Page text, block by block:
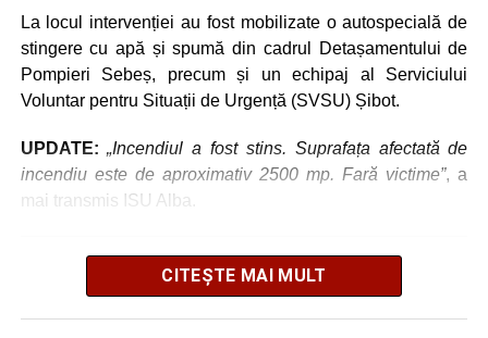
Cum și-a construit un informatician din Cugir propria
mașină solară. Vehiculul a ajuns și la o expoziție din
Berlin
Cugir și-au perfecționat competențele prin
mobilități Erasmus+ în Croația
Elon Musk: „Dacă nu faci asta ai mari șanse să
ratezi”
La locul intervenției au fost mobilizate o autospecială de
stingere cu apă și spumă din cadrul Detașamentului de
Pompieri Sebeș, precum și un echipaj al Serviciului
Voluntar pentru Situații de Urgență (SVSU) Șibot.
UPDATE: „Incendiul a fost stins. Suprafața afectată de
incendiu este de aproximativ 2500 mp. Fară victime”, a
mai transmis ISU Alba.
Adaugă cugirinfo.ro ca sursă
preferată pe Google
CITEȘTE MAI MULT